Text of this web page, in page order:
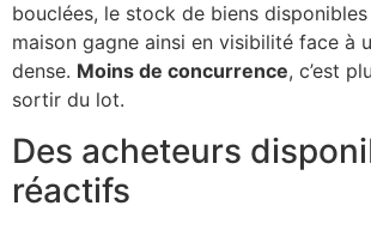
bouclées, le stock de biens
maison gagne ainsi en visibilité face à
dense. Moins de concurrence, c’est
sortir du lot.
Des acheteurs
réactifs